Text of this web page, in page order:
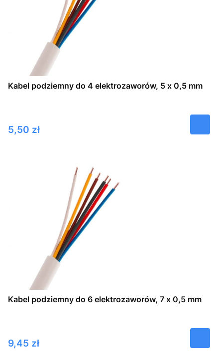
Kabel podziemny do 4 elektrozaworów, 5 x 0,5 mm
Cena
5,50 zł
Kabel podziemny do 6 elektrozaworów, 7 x 0,5 mm
Cena
9,45 zł